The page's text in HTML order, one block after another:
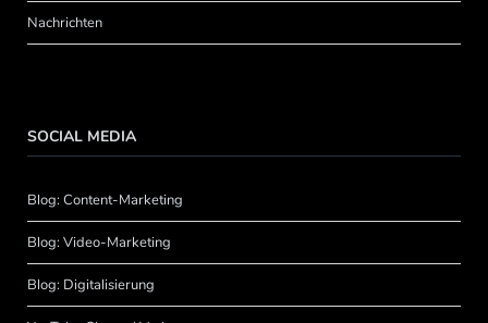
Nachrichten
SOCIAL MEDIA
Blog: Content-Marketing
Blog: Video-Marketing
Blog: Digitalisierung